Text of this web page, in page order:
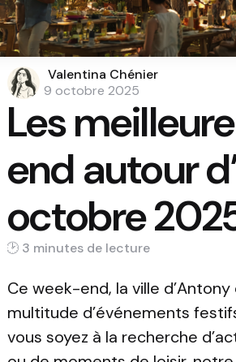
Posted
by
Valentina Chénier
9 octobre 2025
Les
end autour
octobre
3 min
Ce week-end, la ville
multitude d’événements
vous soyez à la recherche